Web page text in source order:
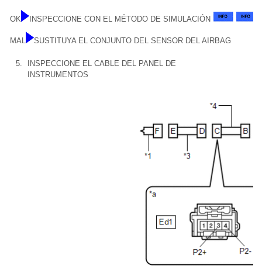
OK INSPECCIONE CON EL MÉTODO DE SIMULACIÓN
MAL SUSTITUYA EL CONJUNTO DEL SENSOR DEL AIRBAG
5.
INSPECCIONE EL CABLE DEL PANEL DE
INSTRUMENTOS